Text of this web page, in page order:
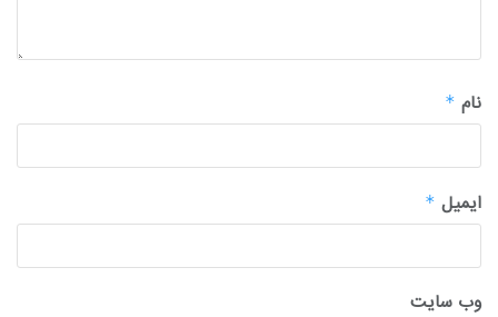
نام *
ایمیل *
وب‌ سایت